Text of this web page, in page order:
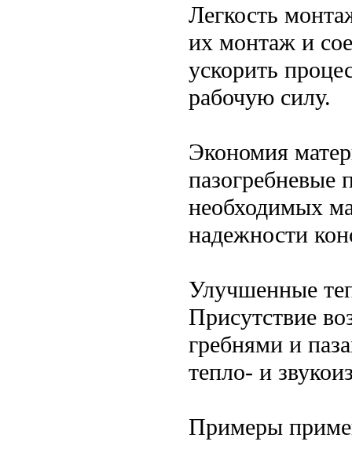
Легкость
их монтаж и
ускорить
рабочую силу.
Экономия
пазогребневые
необходимых
надежности
Улучшенные
Присутствие
гребнями и
тепло- и
Примеры